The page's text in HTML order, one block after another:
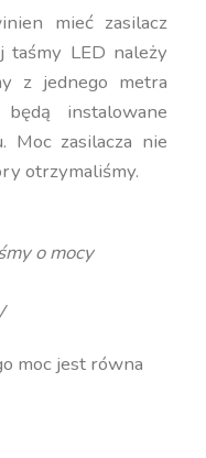
mieć zasilacz
taśmy LED należy
z jednego metra
instalowane
Moc zasilacza nie
otrzymaliśmy.
o mocy
moc jest równa